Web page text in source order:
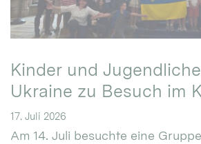
Kinder und
Ukraine zu Besuch im
17. Juli 2026
Am 14. Juli besuchte eine